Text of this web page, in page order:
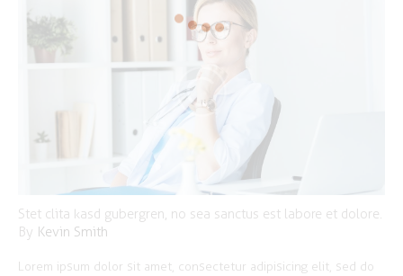
Stet clita kasd gubergren, no sea sanctus est labore et dolore.
By Kevin Smith
Lorem ipsum dolor sit amet, consectetur adipisicing elit, sed do